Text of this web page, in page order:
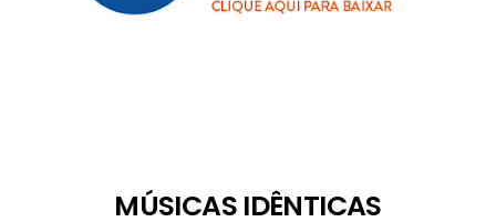
MÚSICAS IDÊNTICAS